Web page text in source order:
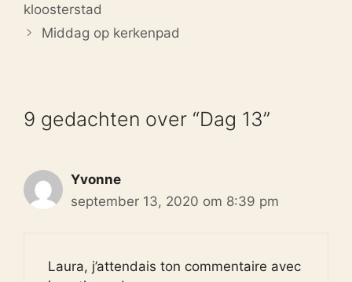
kloosterstad
Middag op kerkenpad
9 gedachten over “Dag 13”
Yvonne
september 13, 2020 om 8:39 pm
Laura, j’attendais ton commentaire avec